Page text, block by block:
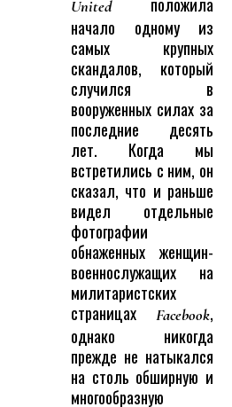
United
начало одному из
самых крупных
скандалов, который
случился в
вооруженных силах за
последние десять
лет. Когда мы
встретились с ним, он
сказал, что и раньше
видел отдельные
фотографии
обнаженных женщин-
военнослужащих на
милитаристских
страницах
Facebook,
однако никогда
прежде не натыкался
на столь обширную и
многообразную